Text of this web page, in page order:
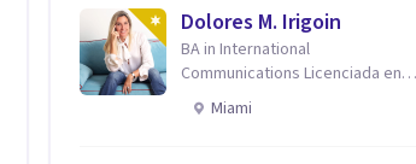
Dolores M. Irigoin
BA in International
Communications Licenciada en
Psicologia Filosofia China en
Harvard
Miami